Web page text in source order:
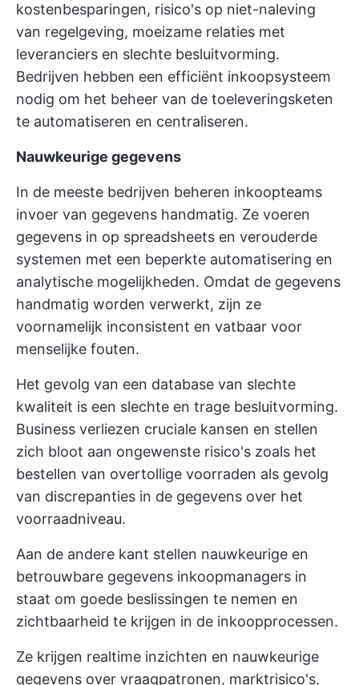
kostenbesparingen, risico's op niet-naleving
van regelgeving, moeizame relaties met
leveranciers en slechte besluitvorming.
Bedrijven hebben een efficiënt inkoopsysteem
nodig om het beheer van de toeleveringsketen
te automatiseren en centraliseren.
Nauwkeurige gegevens
In de meeste bedrijven beheren inkoopteams
invoer van gegevens handmatig. Ze voeren
gegevens in op spreadsheets en verouderde
systemen met een beperkte automatisering en
analytische mogelijkheden. Omdat de gegevens
handmatig worden verwerkt, zijn ze
voornamelijk inconsistent en vatbaar voor
menselijke fouten.
Het gevolg van een database van slechte
kwaliteit is een slechte en trage besluitvorming.
Business verliezen cruciale kansen en stellen
zich bloot aan ongewenste risico's zoals het
bestellen van overtollige voorraden als gevolg
van discrepanties in de gegevens over het
voorraadniveau.
Aan de andere kant stellen nauwkeurige en
betrouwbare gegevens inkoopmanagers in
staat om goede beslissingen te nemen en
zichtbaarheid te krijgen in de inkoopprocessen.
Ze krijgen realtime inzichten en nauwkeurige
gegevens over vraagpatronen, marktrisico's,